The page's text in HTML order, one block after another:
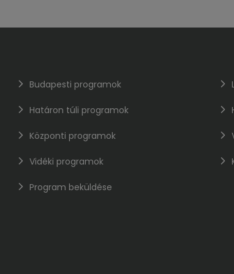
Budapesti programok
Határon túli programok
Központi programok
Vidéki programok
Program beküldése